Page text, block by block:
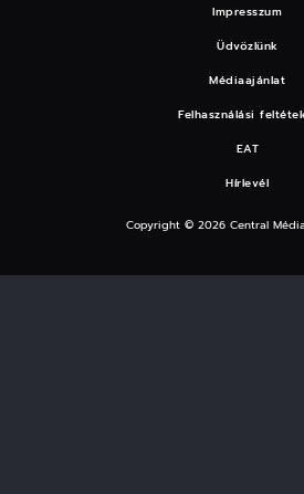
Impresszum
Üdvözlünk
Médiaajánlat
Felhasználási
EAT
Hírlevél
Copyright © 2026 Central